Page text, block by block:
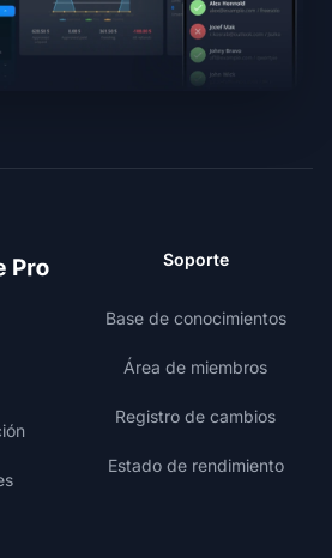
Soporte
Base de conocimientos
Área de miembros
Registro de cambios
Estado de rendimiento